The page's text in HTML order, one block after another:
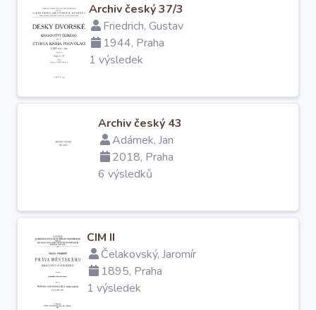
Archiv český 37/3
Friedrich, Gustav
1944, Praha
1 výsledek
Archiv český 43
Adámek, Jan
2018, Praha
6 výsledků
CIM II
Čelakovský, Jaromír
1895, Praha
1 výsledek